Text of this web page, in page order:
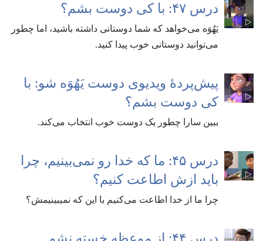
درس ۴۷:‏ با کی دوست بشم؟‏
یَهُوَه می‌خواهد که شما دوستانی داشته باشید،‏ اما چطور
می‌توانید دوستانی خوب پیدا کنید.‏
پیش‌پردهٔ ویدیوی دوست یَهُوَه شو:‏ با
کی دوست بشم؟‏
ببین سارا چطور یک دوست خوب انتخاب می‌کند.‏
درس ۴۵:‏ ما که خدا رو نمی‌بینیم،‏ چرا
باید ازش اطاعت کنیم؟‏
چرا ما از خدا اطاعت می‌کنیم با این که نمیبینیمش؟‏